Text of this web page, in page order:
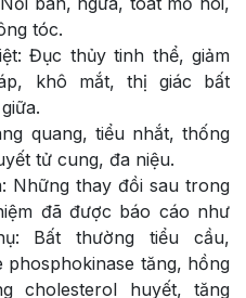
tóc.
Đục thủy tinh thể, giảm
khô mắt, thị giác bất
quang, tiểu nhắt, thống
tử cung, đa niệu.
Những thay đồi sau trong
đã được báo cáo như
Bất thường tiểu cầu,
phosphokinase tăng, hồng
cholesterol huyết, tăng